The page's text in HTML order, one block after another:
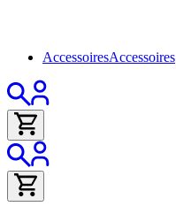
AccessoiresAccessoires